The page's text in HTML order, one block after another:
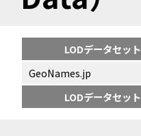
LODデータセット
GeoNames.jp
LODデータセット